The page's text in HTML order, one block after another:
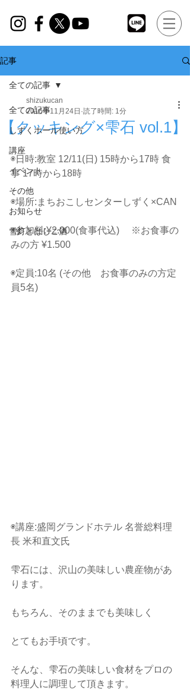
記事
全ての記事
しずくホール使い方
講座
イベント
その他
お知らせ
雪灯とはしご酒
全ての記事
【クッキング×雫石 vol.1】
shizukucan
2016年11月24日 読了時間: 1分
◉日時:教室 12/11(日) 15時から17時 食
事 17時から18時
◉場所:まちおこしセンターしずく×CAN
◉参加料:¥2.000(食事代込) 　※お食事の
みの方 ¥1.500
◉定員:10名 (その他　お食事のみの方定
員5名)
◉講座:盛岡グランドホテル 名誉総料理
長 米和直文氏
雫石には、沢山の美味しい農産物があ
ります。
もちろん、そのままでも美味しく
とてもお手頃です。
そんな、雫石の美味しい食材をプロの
料理人に調理して頂きます。